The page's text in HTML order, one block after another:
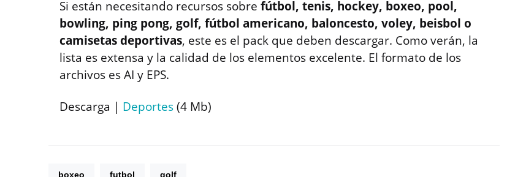
Si están necesitando recursos sobre fútbol, tenis, hockey, boxeo, pool,
bowling, ping pong, golf, fútbol americano, baloncesto, voley, beisbol o
camisetas deportivas, este es el pack que deben descargar. Como verán, la
lista es extensa y la calidad de los elementos excelente. El formato de los
archivos es AI y EPS.
Descarga | Deportes(4 Mb)
boxeo futbol golf